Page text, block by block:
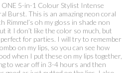
ONE 5-in-1 Colour Stylist Intense
Burst. This is an amazing neon coral
oh my gloss in shade non
it I don’t like the color so much, but
for parties. I will try to remember
on my lips, so you can see how
when I put these on my lips together,
to wear off in 3-4 hours and then